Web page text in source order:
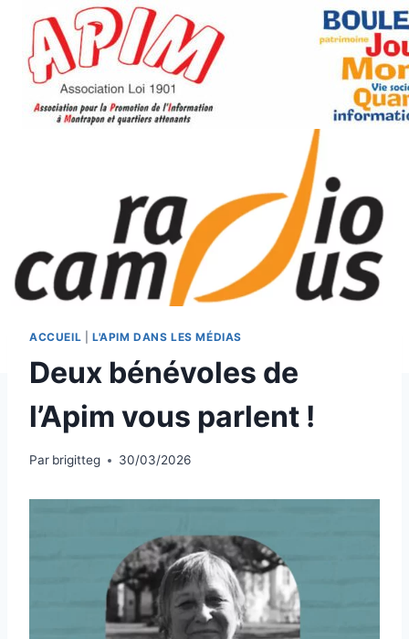
contenu
ACCUEIL L'APIM DANS LES MÉDIAS
Deux bénévoles de
l’Apim vous parlent !
Par brigitteg 30/03/2026